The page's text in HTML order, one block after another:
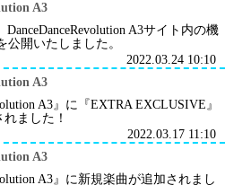
A3
A3サイト内の機
公開いたしました。
2022.03.24 10:10
A3
A3』に『EXTRA EXCLUSIVE』
ました！
2022.03.17 11:10
A3
A3』に新規楽曲が追加されまし